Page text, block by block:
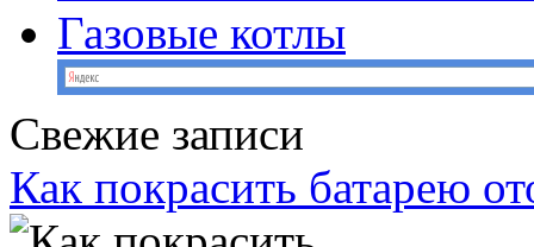
Газовые котлы
Свежие записи
Как покрасить батарею